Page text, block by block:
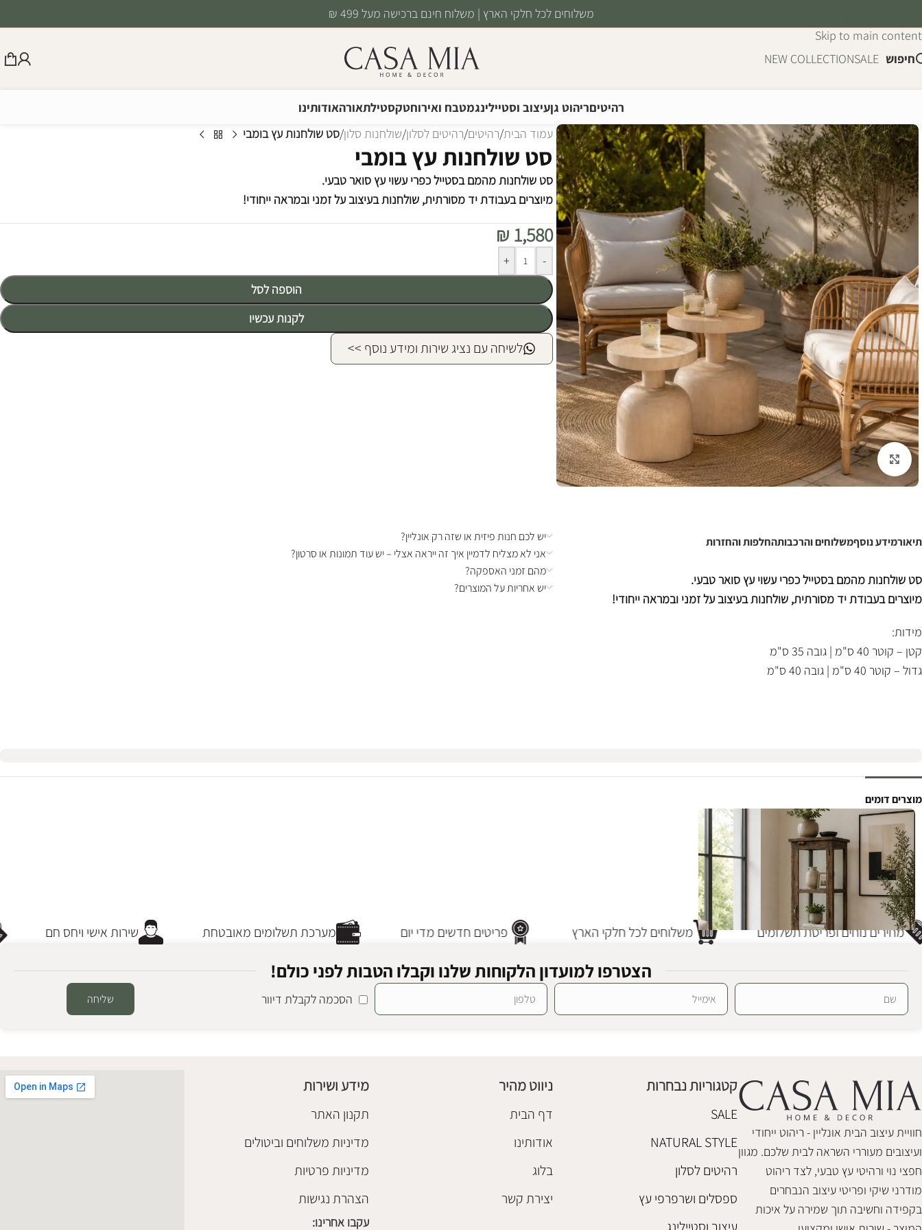
Skip to main content
משלוחים לכל חלקי הארץ | משלוח חינם ברכישה מעל 499 ₪
חיפוש SALE
NEW COLLECTION
רהיטיםריהוט גןעיצוב וסטיילינגמטבח ואירוחטקסטילתאורהאודותינו
לחצו להגדלה
עמוד הבית/רהיטים/רהיטים לסלון/שולחנות סלון/סט שולחנות עץ בומבי
סט שולחנות עץ בומבי
סט שולחנות מהמם בסטייל כפרי עשוי עץ סואר טבעי.
מיוצרים בעבודת יד מסורתית, שולחנות בעיצוב על זמני ובמראה ייחודי!
₪ 1,580
-
+
הוספה לסל
לקנות עכשיו
Alternative:
לשיחה עם נציג שירות ומידע נוסף >>
תיאורמידע נוסףמשלוחים והרכבותהחלפות והחזרות
סט שולחנות מהמם בסטייל כפרי עשוי עץ סואר טבעי.
מיוצרים בעבודת יד מסורתית, שולחנות בעיצוב על זמני ובמראה ייחודי!
מידות:
קטן – קוטר 40 ס"מ | גובה 35 ס"מ
גדול – קוטר 40 ס"מ | גובה 40 ס"מ
יש לכם חנות פיזית או שזה רק אונליין?
אני לא מצליח לדמיין איך זה ייראה אצלי – יש עוד תמונות או סרטון?
מהם זמני האספקה?
יש אחריות על המוצרים?
מוצרים דומים
₪ 1,100
הוספה לסל
שירות אישי ויחס חם מערכת תשלומים מאובטחת פריטים חדשים מדי יום משלוחים לכל חלקי הארץ מחירים נוחים ופריסת תשלומים
הצטרפו למועדון הלקוחות שלנו וקבלו הטבות לפני כולם!
הסכמה לקבלת דיוור שליחה
חוויית עיצוב הבית אונליין - ריהוט ייחודי
ועיצובים מעוררי השראה לבית שלכם. מגוון
חפצי נוי ורהיטי עץ טבעי, לצד ריהוט
מודרני שיקי ופריטי עיצוב הנבחרים
בקפידה וחשיבה תוך שמירה על איכות
קטגוריות נבחרות
SALE
NATURAL STYLE
רהיטים לסלון
ספסלים ושרפרפי עץ
ניווט מהיר
דף הבית
אודותינו
בלוג
יצירת קשר
מידע ושירות
תקנון האתר
מדיניות משלוחים וביטולים
מדיניות פרטיות
הצהרת נגישות
עקבו אחרינו: